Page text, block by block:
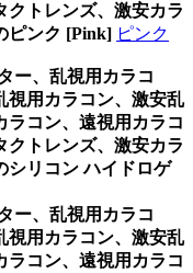
クトレンズ、激安カラ
ピンク [Pink] ピンク
ー、乱視用カラコ
視用カラコン、激安乱
ラコン、遠視用カラコ
クトレンズ、激安カラ
シリコン ハイドロゲ
ー、乱視用カラコ
視用カラコン、激安乱
ラコン、遠視用カラコ